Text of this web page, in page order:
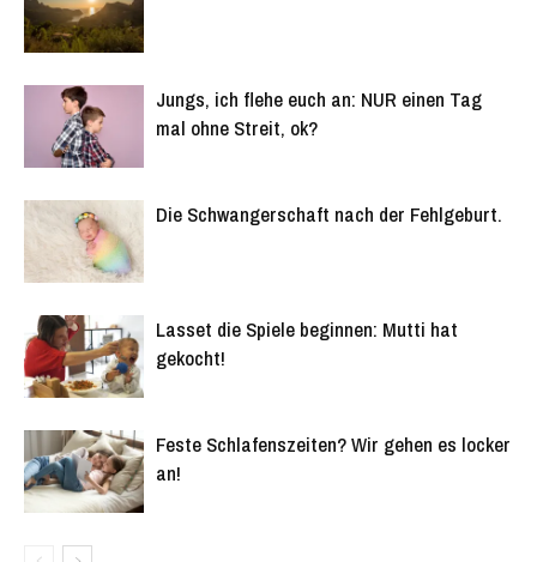
Jungs, ich flehe euch an: NUR einen Tag
mal ohne Streit, ok?
Die Schwangerschaft nach der Fehlgeburt.
Lasset die Spiele beginnen: Mutti hat
gekocht!
Feste Schlafenszeiten? Wir gehen es locker
an!